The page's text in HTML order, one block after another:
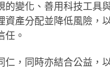
變化、善用科技工具
資產分配並降低風險，
任。
仁，同時亦結合公益，